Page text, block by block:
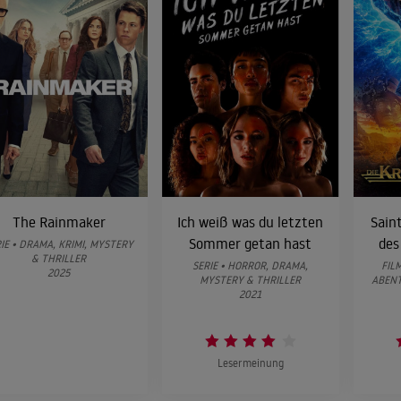
The Rainmaker
• DRAMA, KRIMI, MYSTERY
& THRILLER
2025
Ich weiß was du letzten
Sommer getan hast
SERIE • HORROR, DRAMA,
MYSTERY & THRILLER
2021
Lesermeinung